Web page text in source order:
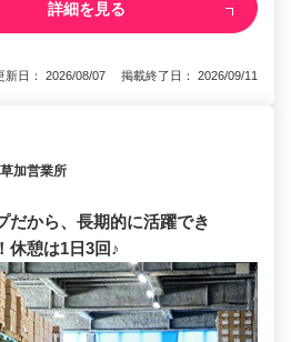
詳細を見る
新日： 2026/08/07 掲載終了日： 2026/09/11
加営業所
だから、長期的に活躍でき
休憩は1日3回♪